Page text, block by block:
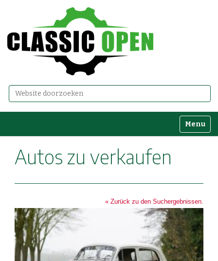
Zoek
Toggle
Autos zu verkaufen
« Zurück zu den Suchergebnissen.